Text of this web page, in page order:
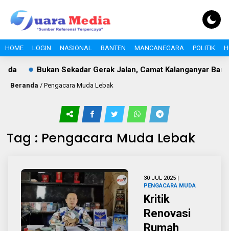
HOME LOGIN NASIONAL BANTEN MANCANEGARA POLITIK
Bukan Sekadar Gerak Jalan, Camat Kalanganyar
Beranda / Pengacara Muda Lebak
Tag : Pengacara Muda Lebak
30 JUL 2025 |
PENGACARA MUDA
Kritik
Renovasi
Rumah